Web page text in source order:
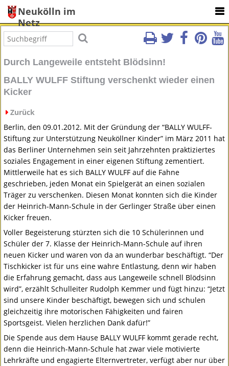
Neukölln im
Netz
Durch Langeweile entsteht Blödsinn!
BALLY WULFF Stiftung verschenkt wieder einen
Kicker
Zurück
Berlin, den 09.01.2012. Mit der Gründung der “BALLY WULFF-
Stiftung zur Unterstützung Neuköllner Kinder” im März 2011 hat
das Berliner Unternehmen sein seit Jahrzehnten praktiziertes
soziales Engagement in einer eigenen Stiftung zementiert.
Mittlerweile hat es sich BALLY WULFF auf die Fahne
geschrieben, jeden Monat ein Spielgerät an einen sozialen
Träger zu verschenken. Diesen Monat konnten sich die Kinder
der Heinrich-Mann-Schule in der Gerlinger Straße über einen
Kicker freuen.
Voller Begeisterung stürzten sich die 10 Schülerinnen und
Schüler der 7. Klasse der Heinrich-Mann-Schule auf ihren
neuen Kicker und waren von da an wunderbar beschäftigt. “Der
Tischkicker ist für uns eine wahre Entlastung, denn wir haben
die Erfahrung gemacht, dass aus Langeweile schnell Blödsinn
wird”, erzählt Schulleiter Rudolph Kemmer und fügt hinzu: “Jetzt
sind unsere Kinder beschäftigt, bewegen sich und schulen
gleichzeitig ihre motorischen Fähigkeiten und fairen
Sportsgeist. Vielen herzlichen Dank dafür!”
Die Spende aus dem Hause BALLY WULFF kommt gerade recht,
denn die Heinrich-Mann-Schule hat zwar viele motivierte
Lehrkräfte und engagierte Elternvertreter, verfügt aber nur über